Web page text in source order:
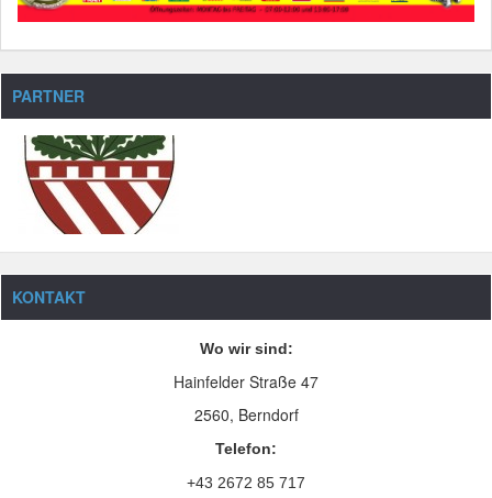
PARTNER
KONTAKT
Wo wir sind:
Hainfelder Straße 47
2560, Berndorf
Telefon:
+43 2672 85 717